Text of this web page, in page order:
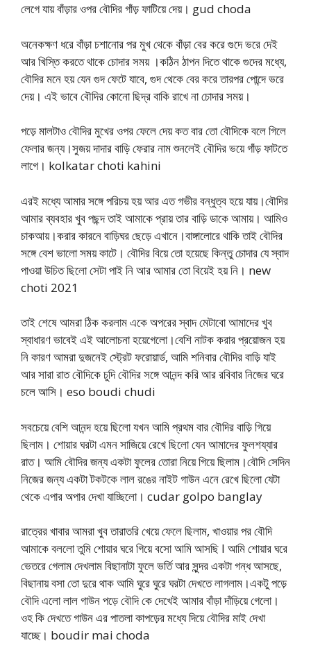
লেগে যায় বাঁড়ার ওপর বৌদির গাঁড় ফাটিয়ে দেয়। gud choda
অনেকক্ষণ ধরে বাঁড়া চশানোর পর মুখ থেকে বাঁড়া বের করে গুদে ভরে দেই
আর খিস্তি করতে থাকে চোদার সময় ।কঠিন ঠাপন দিতে থাকে গুদের মধ্যে,
বৌদির মনে হয় যেন গুদ ফেটে যাবে, গুদ থেকে বের করে তারপর পোন্দে ভরে
দেয়। এই ভাবে বৌদির কোনো ছিদ্র বাকি রাখে না চোদার সময়।
পড়ে মালটাও বৌদির মুখের ওপর ফেলে দেয় কত বার তো বৌদিকে বলে গিলে
ফেলার জন্য।সুজয় দাদার বাড়ি ফেরার নাম শুনলেই বৌদির ভয়ে গাঁড় ফাটতে
লাগে। kolkatar choti kahini
এরই মধ্যে আমার সঙ্গে পরিচয় হয় আর এত গভীর বন্ধুত্ব হয়ে যায়।বৌদির
আমার ব্যবহার খুব পছন্দ তাই আমাকে প্রায় তার বাড়ি ডাকে আমায়। আমিও
চাকআয়।করার কারনে বাড়িঘর ছেড়ে এখানে।বাঙ্গালোরে থাকি তাই বৌদির
সঙ্গে বেশ ভালো সময় কাটে। বৌদির বিয়ে তো হয়েছে কিন্তু চোদার যে স্বাদ
পাওয়া উচিত ছিলো সেটা পাই নি আর আমার তো বিয়েই হয় নি। new
choti 2021
তাই শেষে আমরা ঠিক করলাম একে অপরের স্বাদ মেটাবো আমাদের খুব
স্বাধারণ ভাবেই এই আলোচনা হয়েগেলো।বেশি নাটক করার প্রয়োজন হয়
নি কারণ আমরা দুজনেই স্ট্রেট ফরোয়ার্ড, আমি শনিবার বৌদির বাড়ি যাই
আর সারা রাত বৌদিকে চুদি বৌদির সঙ্গে আনন্দ করি আর রবিবার নিজের ঘরে
চলে আসি। eso boudi chudi
সবচেয়ে বেশি আনন্দ হয়ে ছিলো যখন আমি প্রথম বার বৌদির বাড়ি গিয়ে
ছিলাম। শোয়ার ঘরটা এমন সাজিয়ে রেখে ছিলো যেন আমাদের ফুলশয্যার
রাত। আমি বৌদির জন্য একটা ফুলের তোরা নিয়ে গিয়ে ছিলাম।বৌদি সেদিন
নিজের জন্য একটা টকটকে লাল রঙের নাইট গাউন এনে রেখে ছিলো যেটা
থেকে এপার অপার দেখা যাচ্ছিলো। cudar golpo banglay
রাত্রের খাবার আমরা খুব তারাতরি খেয়ে ফেলে ছিলাম, খাওয়ার পর বৌদি
আমাকে বললো তুমি শোয়ার ঘরে গিয়ে বসো আমি আসছি l আমি শোয়ার ঘরে
ভেতরে গেলাম দেখলাম বিছানাটা ফুলে ভর্তি আর সুন্দর একটা গন্ধ আসছে,
বিছানায় বসা তো দুরে থাক আমি ঘুরে ঘুরে ঘরটা দেখতে লাগলাম।একটু পড়ে
বৌদি এলো লাল গাউন পড়ে বৌদি কে দেখেই আমার বাঁড়া দাঁড়িয়ে গেলো।
ওহ কি দেখতে গাউন এর পাতলা কাপড়ের মধ্যে দিয়ে বৌদির মাই দেখা
যাচ্ছে। boudir mai choda